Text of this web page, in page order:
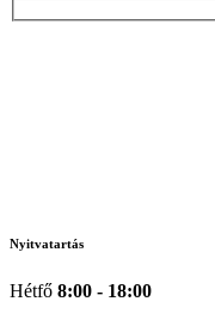
Nyitvatartás
Hétfő 8:00 - 18:00